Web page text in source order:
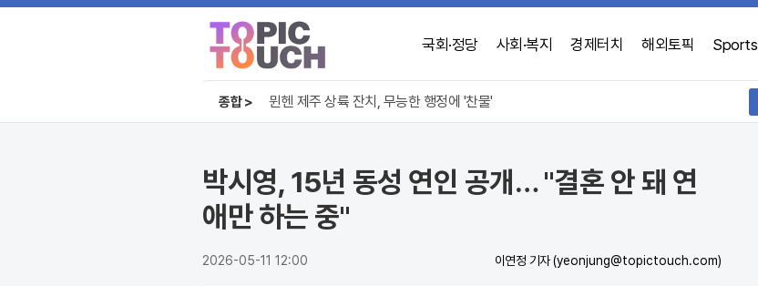
국회·정당 사회·복지 경제터치 해외토픽 Sports
종합 >
치료제 없는 중국, 환자들은 각자도생 전쟁 중
뮌헨 제주 상륙 잔치, 무능한 행정에 '찬물'
무더위 쉼터의 진화, 광화문 해피소 이달 말까지 연장
박시영, 15년 동성 연인 공개… "결혼 안 돼 연
애만 하는 중"
2026-05-11 12:00 이연정 기자 (yeonjung@topictouch.com)